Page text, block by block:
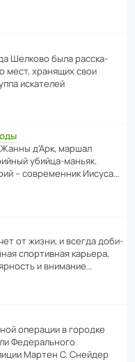
Шелково была расска­
мест, хранящих свои
иска­телей
д’Арк, маршал
убийца-маньяк.
– совре­менник Иисуса…
от жизни, и всегда доби­
спор­ти­вная карьера,
и внимание…
операции в городке
Феде­раль­ного
Мартен С. Снейдер